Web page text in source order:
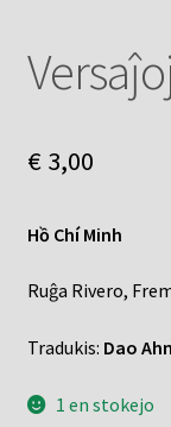
€3,00
Hồ Chí Minh
Ruĝa Rivero,
Tradukis: Dao
1 en stokejo